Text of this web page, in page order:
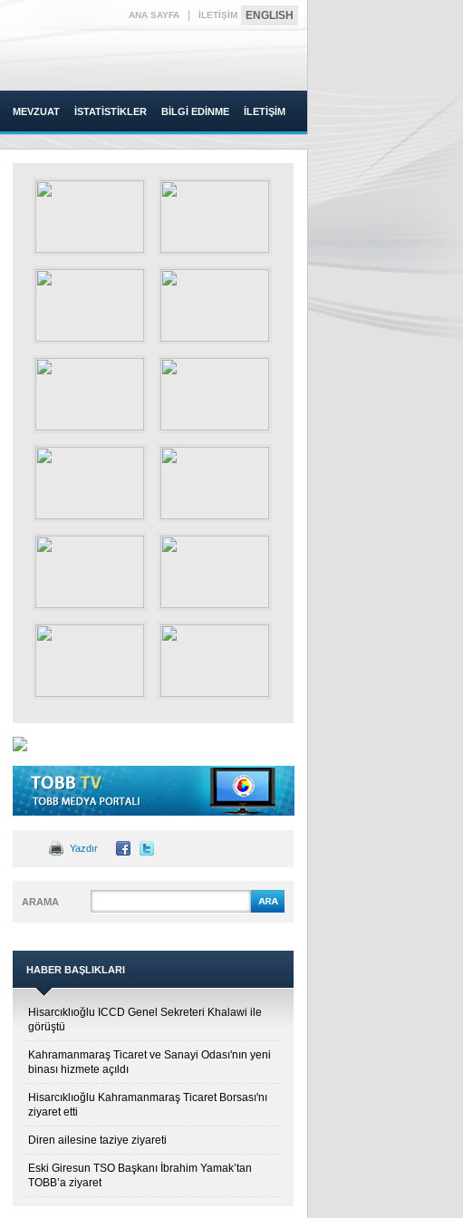
ANA SAYFA İLETİŞİM ENGLISH
MEVZUAT İSTATİSTİKLER BİLGİ EDİNME İLETİŞİM
Yazdır
ARAMA
HABER BAŞLIKLARI
Hisarcıklıoğlu ICCD Genel Sekreteri Khalawi ile
görüştü
Kahramanmaraş Ticaret ve Sanayi Odası'nın yeni
binası hizmete açıldı
Hisarcıklıoğlu Kahramanmaraş Ticaret Borsası'nı
ziyaret etti
Diren ailesine taziye ziyareti
Eski Giresun TSO Başkanı İbrahim Yamak’tan
TOBB’a ziyaret